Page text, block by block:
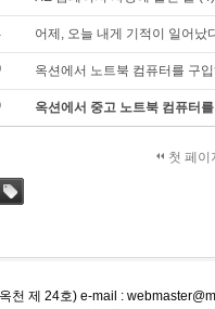
어제, 오늘 내게 기적이 일어났
옥션에서 노트북 컴퓨터를 구
옥션에서 중고 노트북 컴퓨터
첫 페이
천 제 24호) e-mail :